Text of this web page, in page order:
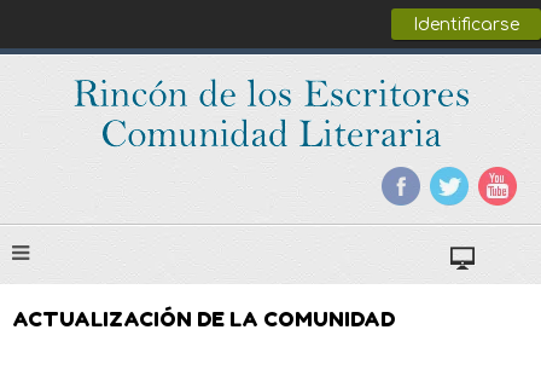
Identificarse
ACTUALIZACIÓN DE LA COMUNIDAD